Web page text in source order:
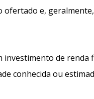
e,
investimento de
conhecida ou